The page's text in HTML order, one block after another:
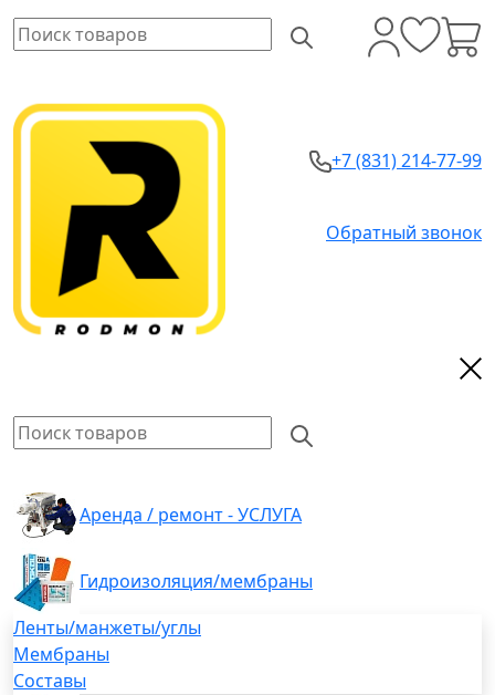
+7 (831) 214-77-99
Обратный звонок
Аренда / ремонт - УСЛУГА
Гидроизоляция/мембраны
Ленты/манжеты/углы
Мембраны
Составы